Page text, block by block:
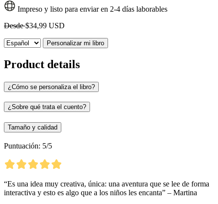
Impreso y listo para enviar en 2-4 días laborables
Desde$34,99 USD
Personalizar mi libro
Product details
¿Cómo se personaliza el libro?
¿Sobre qué trata el cuento?
Tamaño y calidad
Puntuación: 5/5
“Es una idea muy creativa, única: una aventura que se lee de forma
interactiva y esto es algo que a los niños les encanta” – Martina